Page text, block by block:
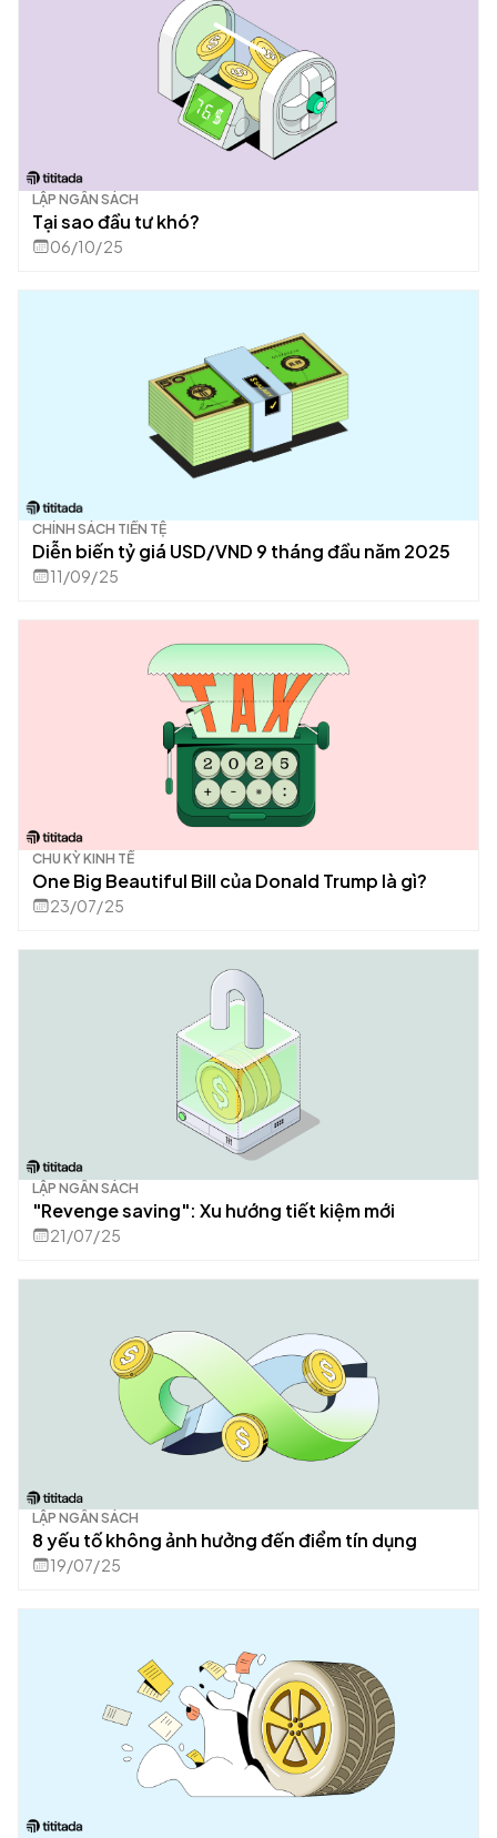
LẬP NGÂN SÁCH
Tại sao đầu tư khó?
06/10/25
CHÍNH SÁCH TIỀN TỆ
Diễn biến tỷ giá USD/VND 9 tháng đầu năm 2025
11/09/25
CHU KỲ KINH TẾ
One Big Beautiful Bill của Donald Trump là gì?
23/07/25
LẬP NGÂN SÁCH
"Revenge saving": Xu hướng tiết kiệm mới
21/07/25
LẬP NGÂN SÁCH
8 yếu tố không ảnh hưởng đến điểm tín dụng
19/07/25